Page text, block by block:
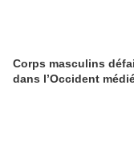
Corps masculins
dans l’Occident